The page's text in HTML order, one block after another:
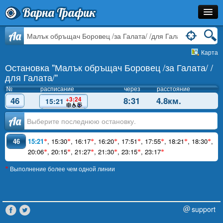
Варна Трафик
Остановка
Расписание
Как Добраться?
Инфо
Aa
Карта
Остановка "Малък обръщач Боровец /за Галата/ /
для Галата/"
№ расписание через расстояние
46 15:21 +3:24 8:31 4.8км.
Аа
46 15:21*, 15:30*, 16:17*, 16:20*, 17:51*, 17:55*, 18:21*, 18:30*,
20:06*, 20:15*, 21:27*, 21:30*, 23:15*, 23:17*
* Выполнение более чем одной линии
support